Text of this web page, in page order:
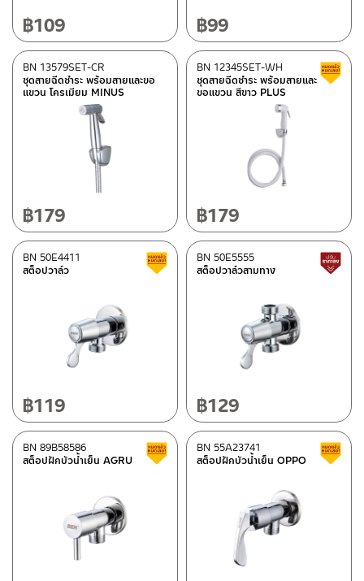
฿109 ฿99
ชุดสายฉีดชำระ พร้อมสายและขอ
แขวน โครเมียม MINUS
BN 13579SET-CR
฿179
ชุดสายฉีดชำระ พร้อมสายและ
ขอแขวน สีขาว PLUS
BN 12345SET-WH
฿179
สต็อปวาล์ว
BN 50E4411 สินค้าลดราคา เคลียร์สต็อก
฿119
สต็อปวาล์วสามทาง
BN 50E5555
฿129
สต็อปฝักบัวน้ำเย็น AGRU
BN 89B58586 สินค้าลดราคา เคลียร์สต็อก
สต็อปฝักบัวน้ำเย็น OPPO
BN 55A23741